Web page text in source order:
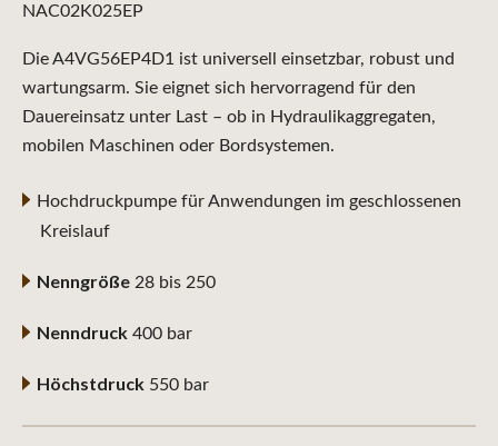
Die A4VG56EP4D1 ist universell einsetzbar, robust und
wartungsarm. Sie eignet sich hervorragend für den
Dauereinsatz unter Last – ob in Hydraulikaggregaten,
mobilen Maschinen oder Bordsystemen.
Hochdruckpumpe für Anwendungen im geschlossenen
Kreislauf
Nenngröße 28 bis 250
Nenndruck 400 bar
Höchstdruck 550 bar
NAC02K025EP